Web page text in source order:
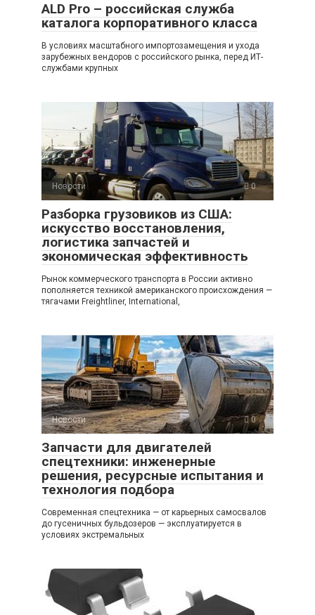
ALD Pro – российская служба
каталога корпоративного класса
В условиях масштабного импортозамещения и ухода
зарубежных вендоров с российского рынка, перед ИТ-
службами крупных
Новости 0
Разборка грузовиков из США:
искусство восстановления,
логистика запчастей и
экономическая эффективность
Рынок коммерческого транспорта в России активно
пополняется техникой американского происхождения —
тягачами Freightliner, International,
Новости 0
Запчасти для двигателей
спецтехники: инженерные
решения, ресурсные испытания и
технология подбора
Современная спецтехника — от карьерных самосвалов
до гусеничных бульдозеров — эксплуатируется в
условиях экстремальных